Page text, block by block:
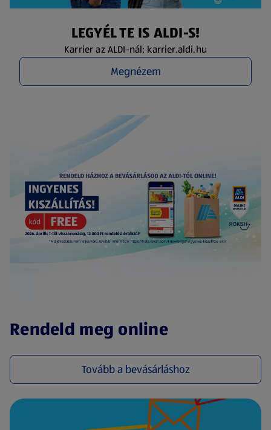
LEGYÉL TE IS ALDI-S!
Karrier az ALDI-nál: karrier.aldi.hu
Megnézem
Rendeld meg online
Tovább a bevásárláshoz
(új oldalon nyílik meg)